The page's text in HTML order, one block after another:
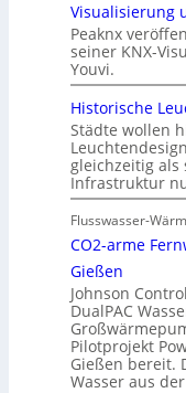
Visualisierung
Peaknx
seiner KNX-
Youvi.
Historische
Städte wollen
gleichzeitig als
Infrastruktur
Flusswasser-
CO2-arme
Gießen
Johnson
DualPAC
Pilotprojekt
Gießen bereit.
Wasser aus